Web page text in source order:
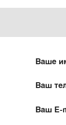
Ваше
Ваш
Ваш E-